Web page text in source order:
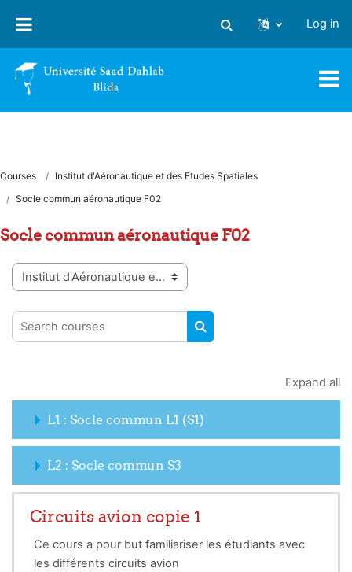
Toggle search input
Log in
Courses
Institut d'Aéronautique et des Etudes Spatiales
Socle commun aéronautique F02
Socle commun aéronautique F02
Course categories
Search courses
SEARCH COURSES
Expand all
L1 : Socle commun L1 (S1)
L2 : Socle commun S3
Circuits avion copie 1
Ce cours a pour but familiariser les étudiants avec
les différents circuits avion